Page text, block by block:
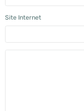
Site Internet